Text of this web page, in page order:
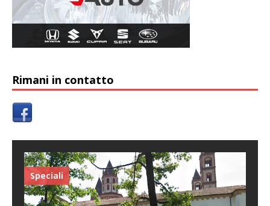
Rimani in contatto
Speciali